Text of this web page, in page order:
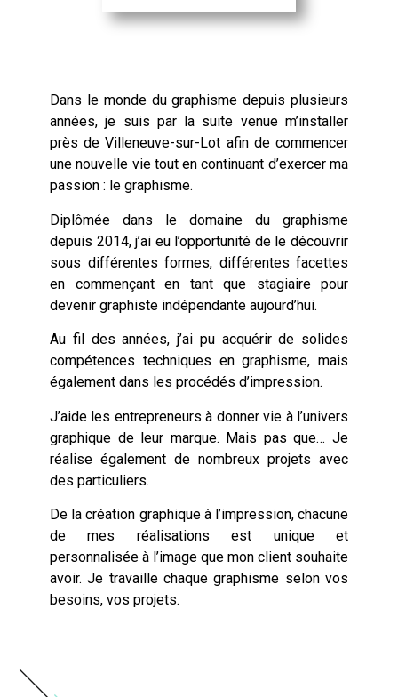
Dans le monde du graphisme depuis plusieurs
années, je suis par la suite venue m’installer
près deVilleneuve-sur-Lot afin de commencer
une nouvelle vie tout en continuant d’exercer ma
passion : le graphisme.
Diplômée dans le domaine du graphisme
depuis 2014, j’ai eu l’opportunité de le découvrir
sous différentes formes, différentes facettes
en commençant en tant que stagiaire pour
devenir graphiste indépendante aujourd’hui.
Au fil des années, j’ai pu acquérir de solides
compétences techniques en graphisme, mais
également dans les procédés d’impression.
J’aide les entrepreneurs à donner vie à l’univers
graphique de leur marque. Mais pas que… Je
réalise également de nombreux projets avec
des particuliers.
De la création graphique à l’impression, chacune
de mes réalisations est unique et
personnalisée à l’image que mon client souhaite
avoir. Je travaille chaque graphisme selon vos
besoins, vos projets.